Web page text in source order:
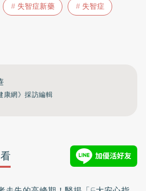
失智症新藥
失智症
康網》採訪編輯